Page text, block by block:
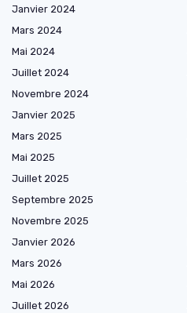
Janvier 2024
Mars 2024
Mai 2024
Juillet 2024
Novembre 2024
Janvier 2025
Mars 2025
Mai 2025
Juillet 2025
Septembre 2025
Novembre 2025
Janvier 2026
Mars 2026
Mai 2026
Juillet 2026